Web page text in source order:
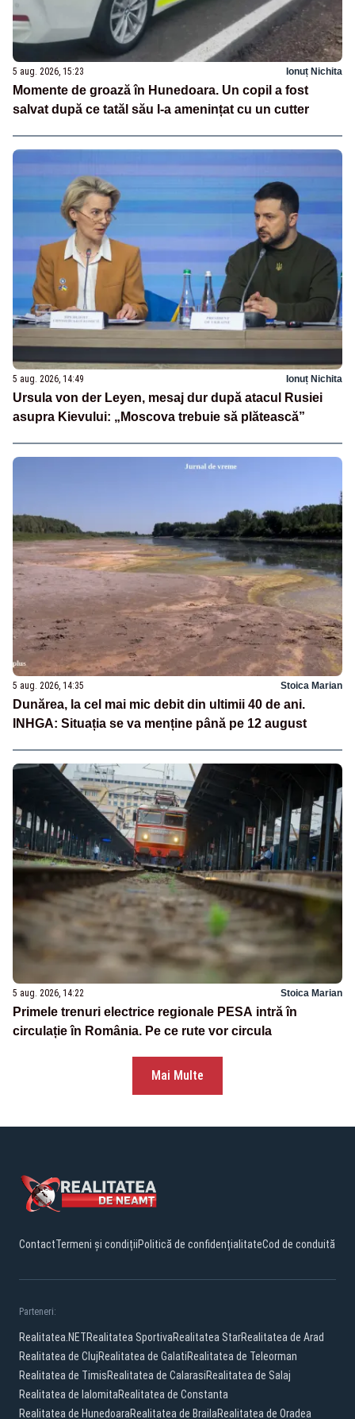
5 aug. 2026, 15:23 Ionuț Nichita
Momente de groază în Hunedoara. Un copil a fost
salvat după ce tatăl său l-a amenințat cu un cutter
5 aug. 2026, 14:49 Ionuț Nichita
Ursula von der Leyen, mesaj dur după atacul Rusiei
asupra Kievului: „Moscova trebuie să plătească”
5 aug. 2026, 14:35 Stoica Marian
Dunărea, la cel mai mic debit din ultimii 40 de ani.
INHGA: Situația se va menține până pe 12 august
5 aug. 2026, 14:22 Stoica Marian
Primele trenuri electrice regionale PESA intră în
circulație în România. Pe ce rute vor circula
Mai Multe
ContactTermeni și condițiiPolitică de confidențialitateCod de conduită
Parteneri:
Realitatea.NETRealitatea SportivaRealitatea StarRealitatea de Arad
Realitatea de ClujRealitatea de GalatiRealitatea de Teleorman
Realitatea de TimisRealitatea de CalarasiRealitatea de Salaj
Realitatea de IalomitaRealitatea de Constanta
Realitatea de HunedoaraRealitatea de BrailaRealitatea de Oradea